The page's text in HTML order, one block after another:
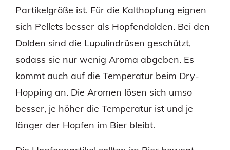
Partikelgröße ist. Für die Kalthopfung eignen
sich Pellets besser als Hopfendolden. Bei den
Dolden sind die Lupulindrüsen geschützt,
sodass sie nur wenig Aroma abgeben. Es
kommt auch auf die Temperatur beim Dry-
Hopping an. Die Aromen lösen sich umso
besser, je höher die Temperatur ist und je
länger der Hopfen im Bier bleibt.